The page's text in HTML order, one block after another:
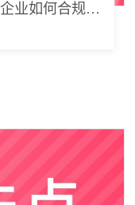
弘齐法点｜超龄用工新规出台，企业如何合规用工